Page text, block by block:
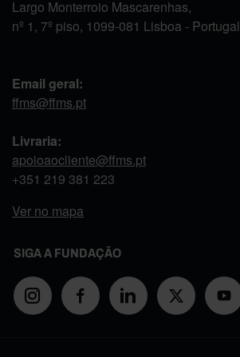
Largo Monterroio Mascarenhas,
nº 1, 7º piso, 1099-081 Lisboa - Portugal
Email geral:
ffms@ffms.pt
Livraria:
apoioaocliente@ffms.pt
+351 219 381 223
Ver no mapa
SIGA A FUNDAÇÃO